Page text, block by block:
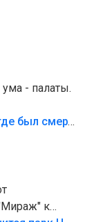
ума - палаты.
«Попал на пику»: СК показал место, где был смертельно травмирован ребенок в Тольятти
к